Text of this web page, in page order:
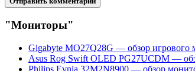
"Мониторы"
Gigabyte MO27Q28G — обзор игрового
Asus Rog Swift OLED PG27UCDM —
Philips Evnia 32M2N8900 — обзор